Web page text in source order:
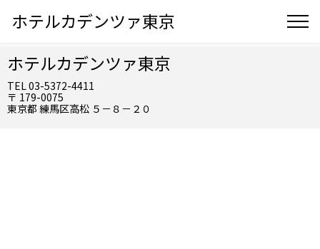
ホテルカデンツァ東京
ホテルカデンツァ東京
TEL 03-5372-4411
〒 179-0075
東京都 練馬区高松 ５－８－２０